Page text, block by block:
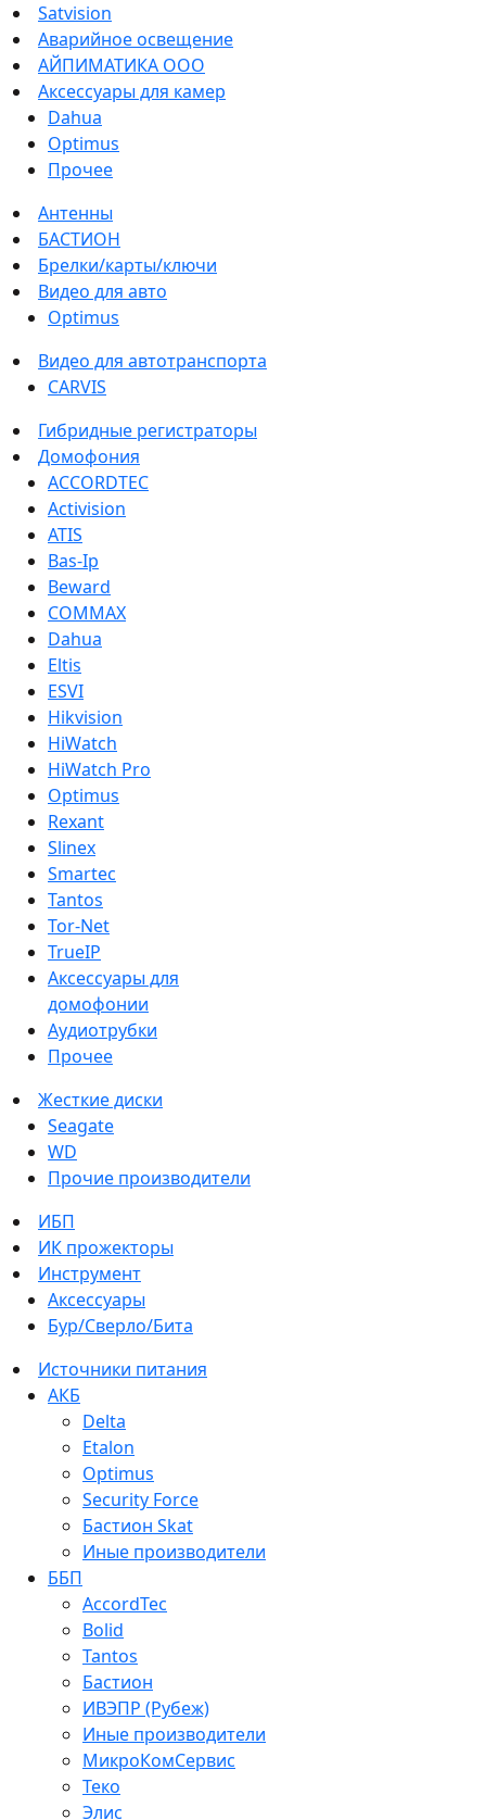
Satvision
Аварийное освещение
АЙПИМАТИКА ООО
Аксессуары для камер
Dahua
Optimus
Прочее
Антенны
БАСТИОН
Брелки/карты/ключи
Видео для авто
Optimus
Видео для автотранспорта
CARVIS
Гибридные регистраторы
Домофония
ACCORDTEC
Activision
ATIS
Bas-Ip
Beward
COMMAX
Dahua
Eltis
ESVI
Hikvision
HiWatch
HiWatch Pro
Optimus
Rexant
Slinex
Smartec
Tantos
Tor-Net
TrueIP
Аксессуары для
домофонии
Аудиотрубки
Прочее
Жесткие диски
Seagate
WD
Прочие производители
ИБП
ИК прожекторы
Инструмент
Аксессуары
Бур/Сверло/Бита
Источники питания
АКБ
Delta
Etalon
Optimus
Security Force
Бастион Skat
Иные производители
ББП
AccordTec
Bolid
Tantos
Бастион
ИВЭПР (Рубеж)
Иные производители
МикроКомСервис
Теко
Элис